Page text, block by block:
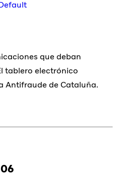
quedeban
tablero electrónico
Antifraude de Cataluña.